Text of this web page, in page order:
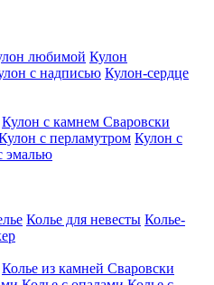
любимой Кулон
с надписью Кулон-сердце
Кулон с камнем Сваровски
с перламутром Кулон с
эмалью
Колье для невесты Колье-
Колье из камней Сваровски